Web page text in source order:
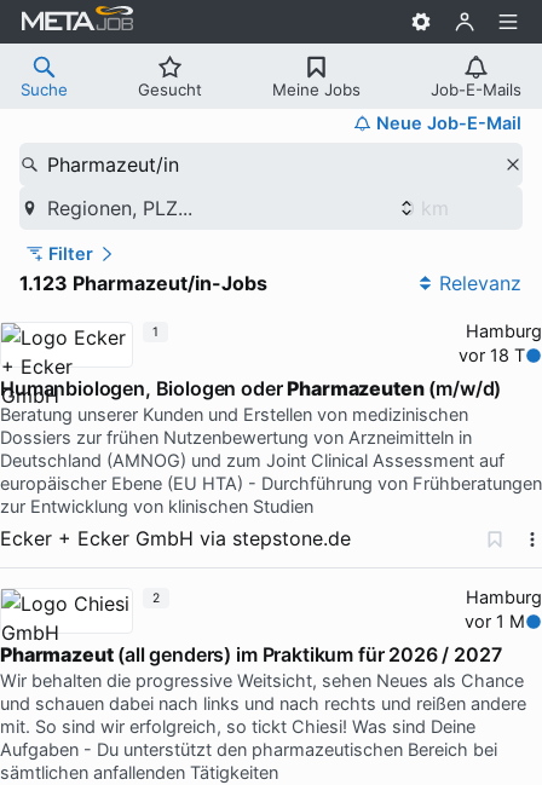
Suche Gesucht Meine Jobs Job-E-Mails
Neue Job-E-Mail
Pharmazeut/in
Regionen, PLZ...
Filter
1.123 Pharmazeut/in-Jobs Relevanz
Hamburg
vor 18 T
Humanbiologen, Biologen oderPharmazeuten(m/w/d)
Beratung unserer Kunden und Erstellen von medizinischen
Dossiers zur frühen Nutzenbewertung von Arzneimitteln in
Deutschland (AMNOG) und zum Joint Clinical Assessment auf
europäischer Ebene (EU HTA) - Durchführung von Frühberatungen
zur Entwicklung von klinischen Studien
Ecker + Ecker GmbH via stepstone.de
1
Hamburg
vor 1 M
Pharmazeut(all genders) im Praktikum für 2026 / 2027
Wir behalten die progressive Weitsicht, sehen Neues als Chance
und schauen dabei nach links und nach rechts und reißen andere
mit. So sind wir erfolgreich, so tickt Chiesi! Was sind Deine
Aufgaben - Du unterstützt den pharmazeutischen Bereich bei
sämtlichen anfallenden Tätigkeiten
2